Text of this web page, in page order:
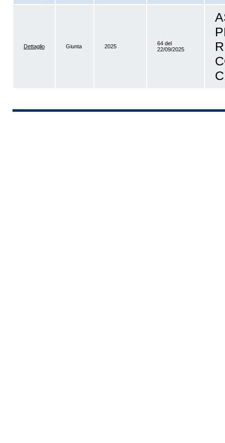
Dettaglio Giunta 2025
64 del
22/09/2025